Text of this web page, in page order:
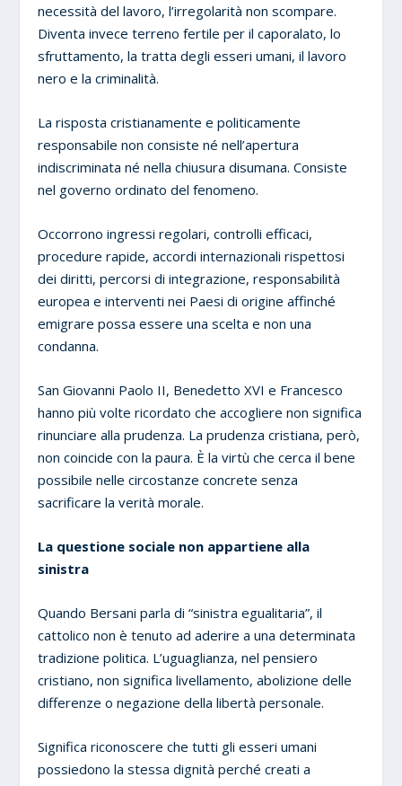
necessità del lavoro, l’irregolarità non scompare.
Diventa invece terreno fertile per il caporalato, lo
sfruttamento, la tratta degli esseri umani, il lavoro
nero e la criminalità.
La risposta cristianamente e politicamente
responsabile non consiste né nell’apertura
indiscriminata né nella chiusura disumana. Consiste
nel governo ordinato del fenomeno.
Occorrono ingressi regolari, controlli efficaci,
procedure rapide, accordi internazionali rispettosi
dei diritti, percorsi di integrazione, responsabilità
europea e interventi nei Paesi di origine affinché
emigrare possa essere una scelta e non una
condanna.
San Giovanni Paolo II, Benedetto XVI e Francesco
hanno più volte ricordato che accogliere non significa
rinunciare alla prudenza. La prudenza cristiana, però,
non coincide con la paura. È la virtù che cerca il bene
possibile nelle circostanze concrete senza
sacrificare la verità morale.
La questione sociale non appartiene alla
sinistra
Quando Bersani parla di “sinistra egualitaria”, il
cattolico non è tenuto ad aderire a una determinata
tradizione politica. L’uguaglianza, nel pensiero
cristiano, non significa livellamento, abolizione delle
differenze o negazione della libertà personale.
Significa riconoscere che tutti gli esseri umani
possiedono la stessa dignità perché creati a